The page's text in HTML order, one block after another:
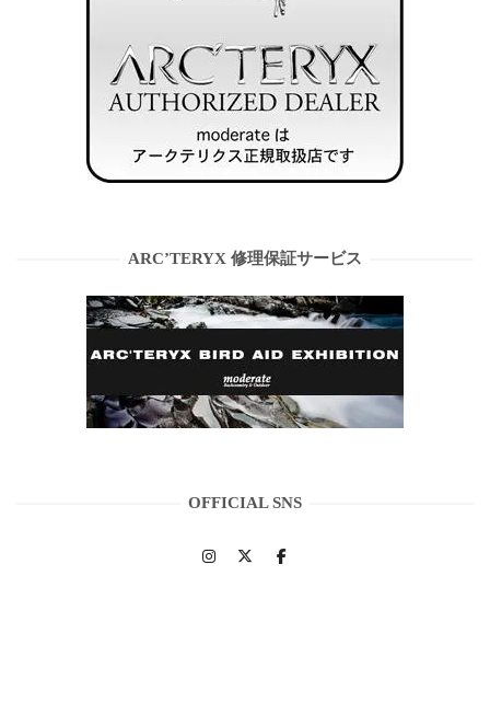
ARC’TERYX 修理保証サービス
OFFICIAL SNS